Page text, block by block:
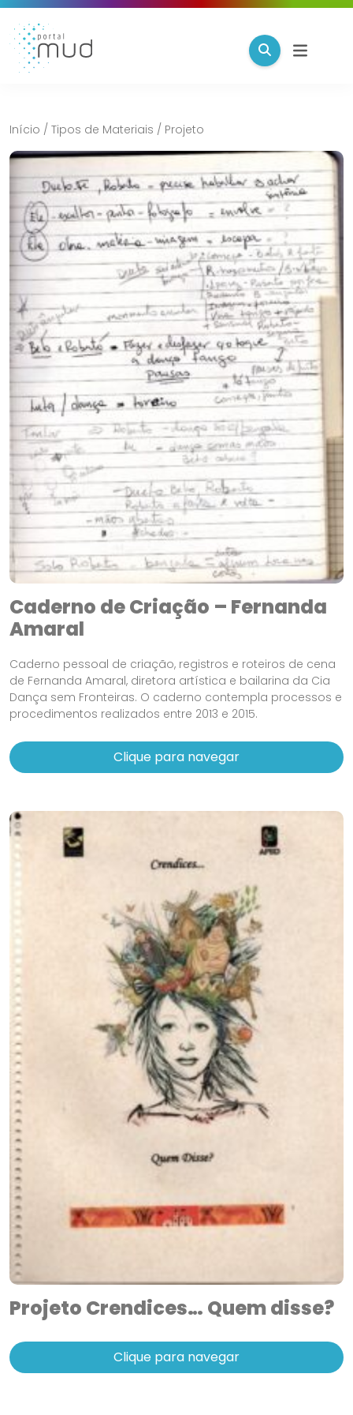
Início / Tipos de Materiais / Projeto
Caderno de Criação – Fernanda
Amaral
Caderno pessoal de criação, registros e roteiros de cena
de Fernanda Amaral, diretora artística e bailarina da Cia
Dança sem Fronteiras. O caderno contempla processos e
procedimentos realizados entre 2013 e 2015.
Clique para navegar
Projeto Crendices… Quem disse?
Clique para navegar